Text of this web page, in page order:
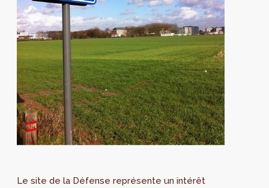
Le site de la Défense représente un intérêt